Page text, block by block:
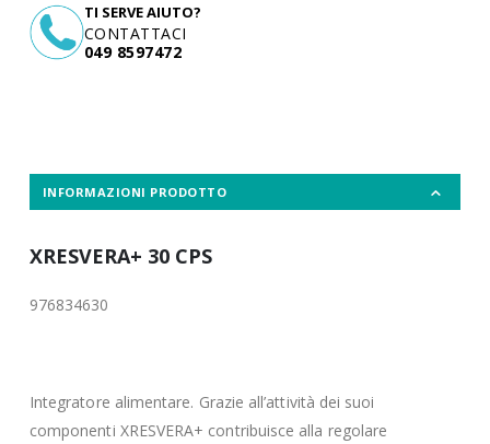
TI SERVE AIUTO?
CONTATTACI
049 8597472
INFORMAZIONI PRODOTTO
XRESVERA+ 30 CPS
976834630
Integratore alimentare. Grazie all’attività dei suoi
componenti XRESVERA+ contribuisce alla regolare